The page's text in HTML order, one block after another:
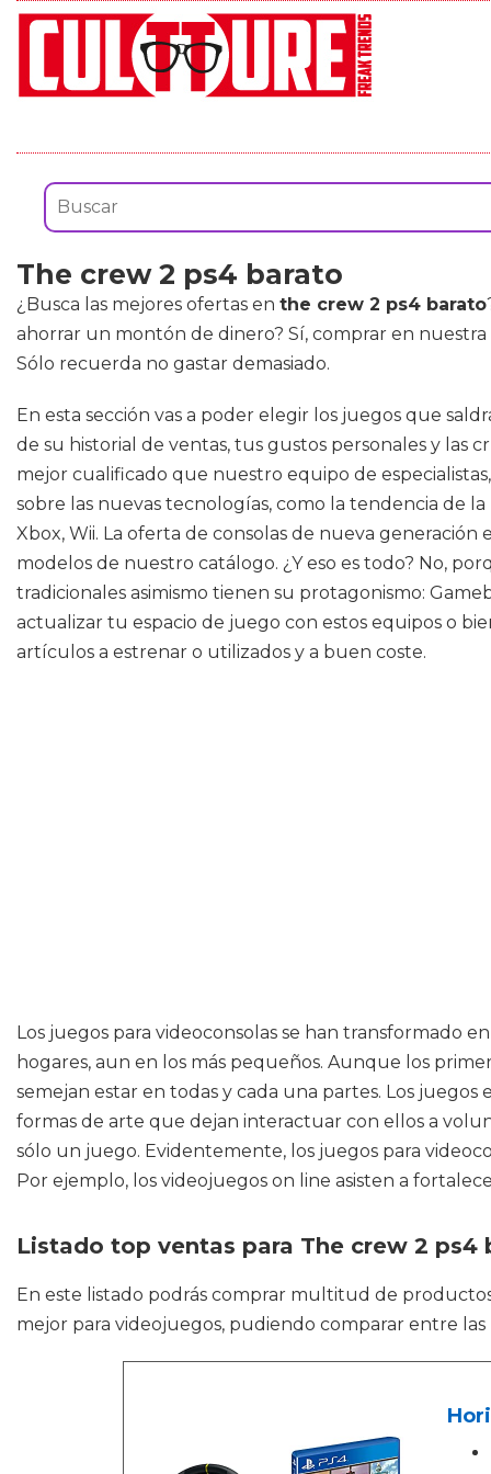
The crew 2 ps4 barato
¿Busca las mejores ofertas en the crew 2 ps4 barato
ahorrar un montón de dinero? Sí, comprar en
Sólo recuerda no gastar demasiado.
En esta sección vas a poder elegir los juegos que
de su historial de ventas, tus gustos personales y las
mejor cualificado que nuestro equipo de
sobre las nuevas tecnologías, como la tendencia de
Xbox, Wii. La oferta de consolas de nueva generación
modelos de nuestro catálogo. ¿Y eso es todo? No,
tradicionales asimismo tienen su protagonismo:
actualizar tu espacio de juego con estos equipos o
artículos a estrenar o utilizados y a buen coste.
Los juegos para videoconsolas se han transformado
hogares, aun en los más pequeños. Aunque los
semejan estar en todas y cada una partes. Los
formas de arte que dejan interactuar con ellos a
sólo un juego. Evidentemente, los juegos para
Por ejemplo, los videojuegos on line asisten a
Listado top ventas para The crew 2 ps4
En este listado podrás comprar multitud de
mejor para videojuegos, pudiendo comparar entre